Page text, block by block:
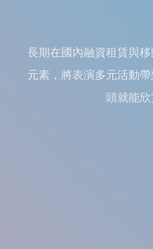
長期在國內融資租賃與
元素，將表演多元活動
頭就能